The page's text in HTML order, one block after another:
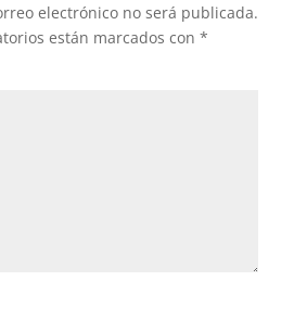
electrónico no será publicada.
están marcados con *